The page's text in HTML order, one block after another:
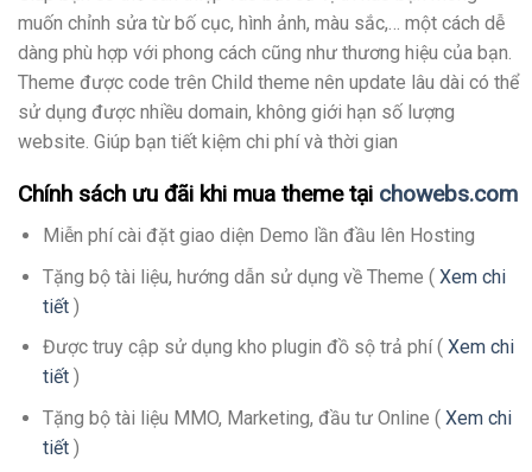
muốn chỉnh sửa từ bố cục, hình ảnh, màu sắc,… một cách dễ
dàng phù hợp với phong cách cũng như thương hiệu của bạn.
Theme được code trên Child theme nên update lâu dài có thể
sử dụng được nhiều domain, không giới hạn số lượng
website. Giúp bạn tiết kiệm chi phí và thời gian
Chính sách ưu đãi khi mua theme tại chowebs.com
Miễn phí cài đặt giao diện Demo lần đầu lên Hosting
Tặng bộ tài liệu, hướng dẫn sử dụng về Theme ( Xem chi
tiết)
Được truy cập sử dụng kho plugin đồ sộ trả phí ( Xem chi
tiết)
Tặng bộ tài liệu MMO, Marketing, đầu tư Online ( Xem chi
tiết)